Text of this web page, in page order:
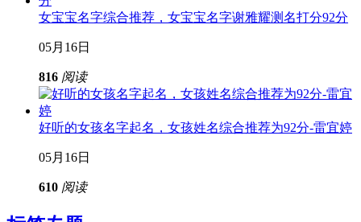
女宝宝名字综合推荐，女宝宝名字谢雅耀测名打分92分
05月16日
816 阅读
好听的女孩名字起名，女孩姓名综合推荐为92分-雷宜婷
05月16日
610 阅读